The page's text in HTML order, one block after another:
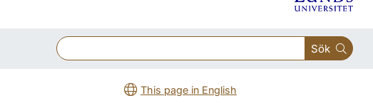
Sök
This page in English